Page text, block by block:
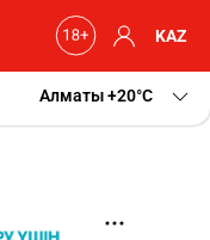
KAZ
Алматы+20 C